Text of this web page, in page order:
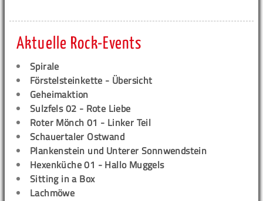
Aktuelle Rock-Events
Spirale
Förstelsteinkette - Übersicht
Geheimaktion
Sulzfels 02 - Rote Liebe
Roter Mönch 01 - Linker Teil
Schauertaler Ostwand
Plankenstein und Unterer Sonnwendstein
Hexenküche 01 - Hallo Muggels
Sitting in a Box
Lachmöwe